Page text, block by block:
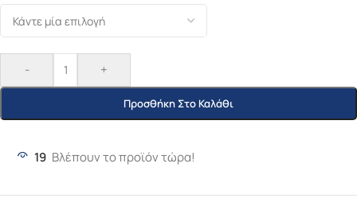
- +
Προσθήκη Στο Καλάθι
19 Βλέπουν το προϊόν τώρα!